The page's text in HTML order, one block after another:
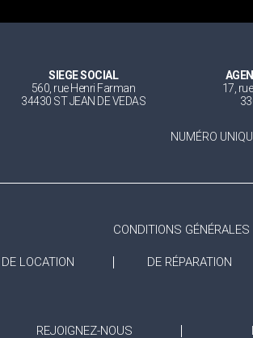
SIEGE SOCIAL
560, rue Henri Farman
34430 ST JEAN DE VEDAS
17,
NUMÉRO
CONDITIONS GÉNÉRALES
DE LOCATION DE RÉPARATION
REJOIGNEZ-NOUS